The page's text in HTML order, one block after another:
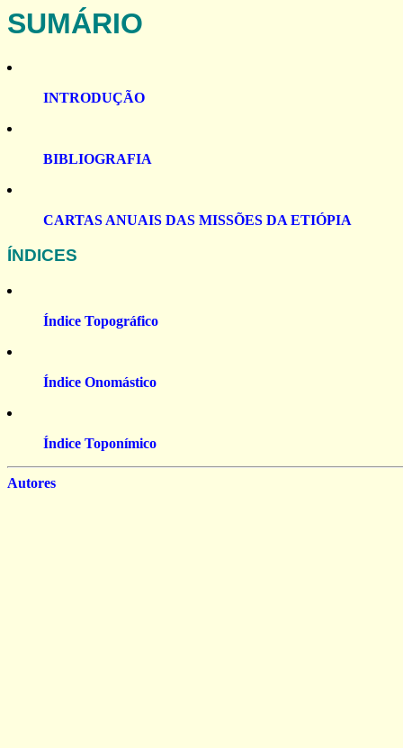
SUMÁRIO
INTRODUÇÃO
BIBLIOGRAFIA
CARTAS ANUAIS DAS MISSÕES DA ETIÓPIA
ÍNDICES
Índice Topográfico
Índice Onomástico
Índice Toponímico
Autores